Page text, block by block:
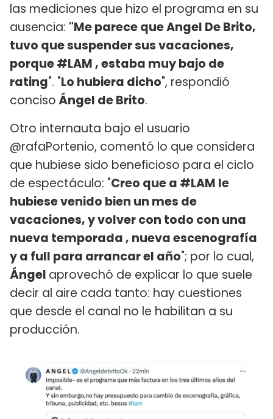
las mediciones que hizo el programa en su
ausencia: "Me parece que Angel De Brito,
tuvo que suspender sus vacaciones,
porque #LAM , estaba muy bajo de
rating". "Lo hubiera dicho", respondió
concisoÁngel de Brito.
Otro internauta bajo el usuario
@rafaPortenio, comentó lo que considera
que hubiese sido beneficioso para el ciclo
de espectáculo: "Creo que a #LAM le
hubiese venido bien un mes de
vacaciones, y volver con todo con una
nueva temporada , nueva escenografía
y a full para arrancar el año"; por lo cual,
Ángel aprovechó de explicar lo que suele
decir al aire cada tanto: hay cuestiones
que desde el canal no le habilitan a su
producción.